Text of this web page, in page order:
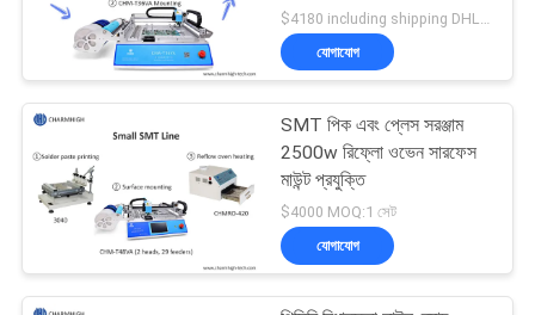
আমাদের
সাথে
যোগাযোগ
করুন
স্টেনসিল প্রিন্টার
এসএমটি রিফ্লো ওভেন
রিফ্লো ওভেন 420
যোগাযোগ
SMT পিক এবং প্লেস সরঞ্জাম
2500w রিফ্লো ওভেন সারফেস
মাউন্ট প্রযুক্তি
$4000 MOQ:1 সেট
যোগাযোগ